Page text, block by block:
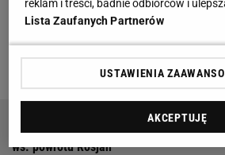
decyzji o zniesieniu sankcji na
Decyzja jednak zapadła i
m.in.polskichwładz.
Jednoznaczna reakcja Polski na decyzję
ws. powrotu Rosjan
reklam i treści, badnie odbiorców i
Lista Zaufanych Partnerów
USTAWIENIA
AKCEPTUJĘ